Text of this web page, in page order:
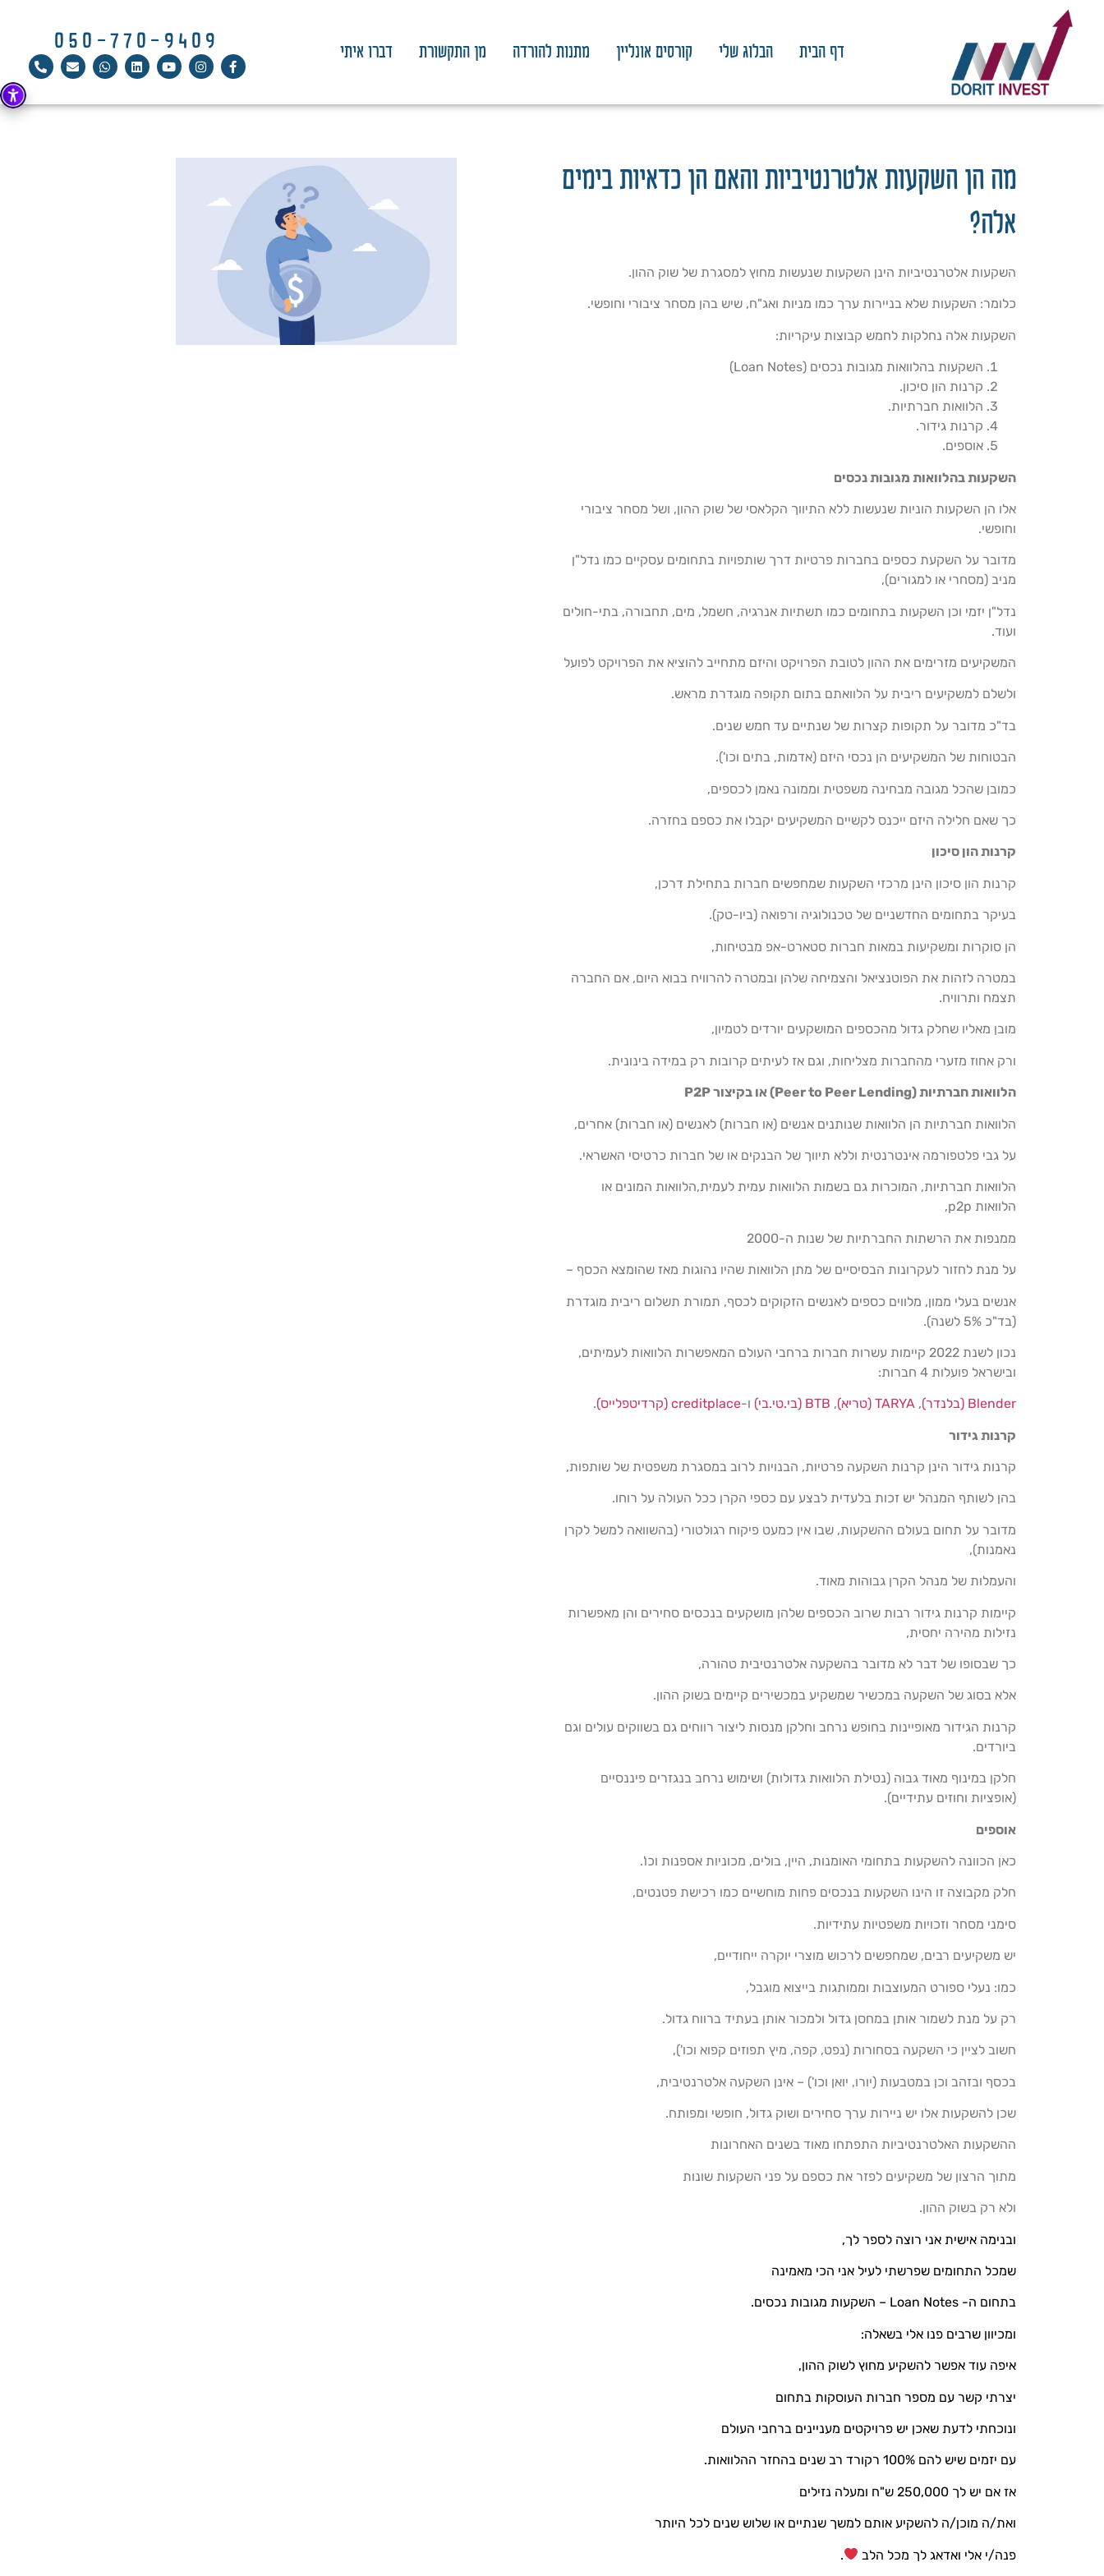
דף הבית הבלוג שלי קורסים אונליין מתנות להורדה מן התקשורת דברו איתי
050-770-9409
מה הן השקעות אלטרנטיביות והאם הן כדאיות בימים
אלה?
השקעות אלטרנטיביות הינן השקעות שנעשות מחוץ למסגרת של שוק ההון.
כלומר: השקעות שלא בניירות ערך כמו מניות ואג"ח, שיש בהן מסחר ציבורי וחופשי.
השקעות אלה נחלקות לחמש קבוצות עיקריות:
השקעות בהלוואות מגובות נכסים (Loan Notes)
קרנות הון סיכון.
הלוואות חברתיות.
קרנות גידור.
אוספים.
השקעות בהלוואות מגובות נכסים
אלו הן השקעות הוניות שנעשות ללא התיווך הקלאסי של שוק ההון, ושל מסחר ציבורי
וחופשי.
מדובר על השקעת כספים בחברות פרטיות דרך שותפויות בתחומים עסקיים כמו נדל"ן
מניב (מסחרי או למגורים),
נדל"ן יזמי וכן השקעות בתחומים כמו תשתיות אנרגיה, חשמל, מים, תחבורה, בתי-חולים
ועוד.
המשקיעים מזרימים את ההון לטובת הפרויקט והיזם מתחייב להוציא את הפרויקט לפועל
ולשלם למשקיעים ריבית על הלוואתם בתום תקופה מוגדרת מראש.
בד"כ מדובר על תקופות קצרות של שנתיים עד חמש שנים.
הבטוחות של המשקיעים הן נכסי היזם (אדמות, בתים וכו').
כמובן שהכל מגובה מבחינה משפטית וממונה נאמן לכספים,
כך שאם חלילה היזם ייכנס לקשיים המשקיעים יקבלו את כספם בחזרה.
קרנות הון סיכון
קרנות הון סיכון הינן מרכזי השקעות שמחפשים חברות בתחילת דרכן,
בעיקר בתחומים החדשניים של טכנולוגיה ורפואה (ביו-טק).
הן סוקרות ומשקיעות במאות חברות סטארט-אפ מבטיחות,
במטרה לזהות את הפוטנציאל והצמיחה שלהן ובמטרה להרוויח בבוא היום, אם החברה
תצמח ותרוויח.
מובן מאליו שחלק גדול מהכספים המושקעים יורדים לטמיון,
ורק אחוז מזערי מהחברות מצליחות, וגם אז לעיתים קרובות רק במידה בינונית.
הלוואות חברתיות (Peer to Peer Lending) או בקיצור P2P
הלוואות חברתיות הן הלוואות שנותנים אנשים (או חברות) לאנשים (או חברות) אחרים,
על גבי פלטפורמה אינטרנטית וללא תיווך של הבנקים או של חברות כרטיסי האשראי.
הלוואות חברתיות, המוכרות גם בשמות הלוואות עמית לעמית,הלוואות המונים או
הלוואות p2p,
ממנפות את הרשתות החברתיות של שנות ה-2000
על מנת לחזור לעקרונות הבסיסיים של מתן הלוואות שהיו נהוגות מאז שהומצא הכסף –
אנשים בעלי ממון, מלווים כספים לאנשים הזקוקים לכסף, תמורת תשלום ריבית מוגדרת
(בד"כ 5% לשנה).
נכון לשנת 2022 קיימות עשרות חברות ברחבי העולם המאפשרות הלוואות לעמיתים,
ובישראל פועלות 4 חברות:
Blender (בלנדר) , TARYA (טריא) , BTB (בי.טי.בי) ו-creditplace (קרדיטפלייס) .
קרנות גידור
קרנות גידור הינן קרנות השקעה פרטיות, הבנויות לרוב במסגרת משפטית של שותפות,
בהן לשותף המנהל יש זכות בלעדית לבצע עם כספי הקרן ככל העולה על רוחו.
מדובר על תחום בעולם ההשקעות, שבו אין כמעט פיקוח רגולטורי (בהשוואה למשל לקרן
נאמנות),
והעמלות של מנהל הקרן גבוהות מאוד.
קיימות קרנות גידור רבות שרוב הכספים שלהן מושקעים בנכסים סחירים והן מאפשרות
נזילות מהירה יחסית,
כך שבסופו של דבר לא מדובר בהשקעה אלטרנטיבית טהורה,
אלא בסוג של השקעה במכשיר שמשקיע במכשירים קיימים בשוק ההון.
קרנות הגידור מאופיינות בחופש נרחב וחלקן מנסות ליצור רווחים גם בשווקים עולים וגם
ביורדים.
חלקן במינוף מאוד גבוה (נטילת הלוואות גדולות) ושימוש נרחב בנגזרים פיננסיים
(אופציות וחוזים עתידיים).
אוספים
כאן הכוונה להשקעות בתחומי האומנות, היין, בולים, מכוניות אספנות וכו'.
חלק מקבוצה זו הינו השקעות בנכסים פחות מוחשיים כמו רכישת פטנטים,
סימני מסחר וזכויות משפטיות עתידיות.
יש משקיעים רבים, שמחפשים לרכוש מוצרי יוקרה ייחודיים,
כמו: נעלי ספורט המעוצבות וממותגות בייצוא מוגבל,
רק על מנת לשמור אותן במחסן גדול ולמכור אותן בעתיד ברווח גדול.
חשוב לציין כי השקעה בסחורות (נפט, קפה, מיץ תפוזים קפוא וכו'),
בכסף ובזהב וכן במטבעות (יורו, יואן וכו') – אינן השקעה אלטרנטיבית,
שכן להשקעות אלו יש ניירות ערך סחירים ושוק גדול, חופשי ומפותח.
ההשקעות האלטרנטיביות התפתחו מאוד בשנים האחרונות
מתוך הרצון של משקיעים לפזר את כספם על פני השקעות שונות
ולא רק בשוק ההון.
ובנימה אישית אני רוצה לספר לך,
שמכל התחומים שפרשתי לעיל אני הכי מאמינה
בתחום ה- Loan Notes – השקעות מגובות נכסים.
ומכיוון שרבים פנו אלי בשאלה:
איפה עוד אפשר להשקיע מחוץ לשוק ההון,
יצרתי קשר עם מספר חברות העוסקות בתחום
ונוכחתי לדעת שאכן יש פרויקטים מעניינים ברחבי העולם
עם יזמים שיש להם 100% רקורד רב שנים בהחזר ההלוואות.
אז אם יש לך 250,000 ש"ח ומעלה נזילים
ואת/ה מוכן/ה להשקיע אותם למשך שנתיים או שלוש שנים לכל היותר
פנה/י אלי ואדאג לך מכל הלב .